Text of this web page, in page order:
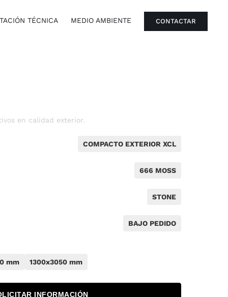
TÉCNICA MEDIO AMBIENTE CONTACTAR
en calidad exterior.
COMPACTO EXTERIOR XCL
666 MOSS
STONE
BAJO PEDIDO
mm 1300x3050 mm
INFORMACIÓN